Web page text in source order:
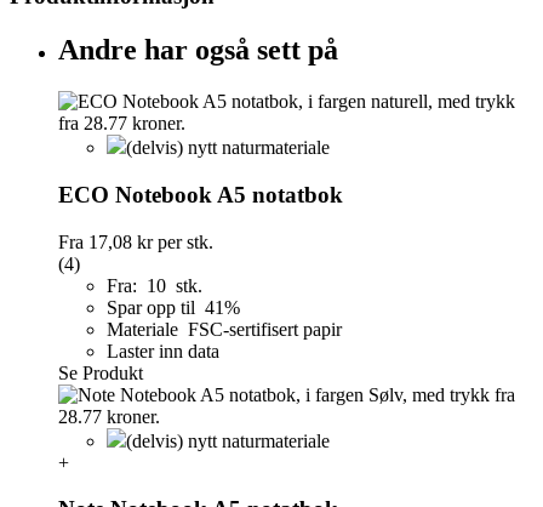
Andre har også sett på
(delvis) nytt naturmateriale
ECO Notebook A5 notatbok
Fra 17,08 krper stk.
(4)
Fra: 10 stk.
Spar opp til 41%
Materiale FSC-sertifisert papir
Laster inn data
Se Produkt
(delvis) nytt naturmateriale
+